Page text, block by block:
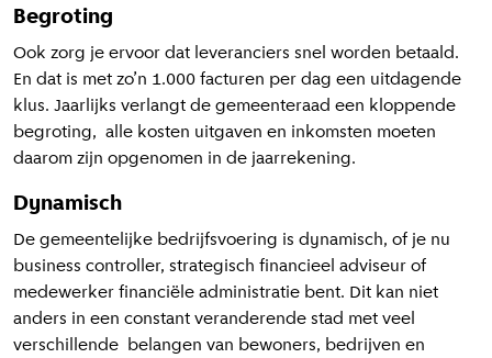
Begroting
Ook zorg je ervoor dat leveranciers snel worden betaald.
En dat is met zo’n 1.000 facturen per dag een uitdagende
klus. Jaarlijks verlangt de gemeenteraad een kloppende
begroting, alle kosten uitgaven en inkomsten moeten
daarom zijn opgenomen in de jaarrekening.
Dynamisch
De gemeentelijke bedrijfsvoering is dynamisch, of je nu
business controller, strategisch financieel adviseur of
medewerker financiële administratie bent. Dit kan niet
anders in een constant veranderende stad met veel
verschillende belangen van bewoners, bedrijven en